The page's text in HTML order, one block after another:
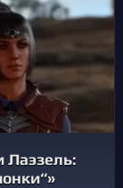
Лаэзель: